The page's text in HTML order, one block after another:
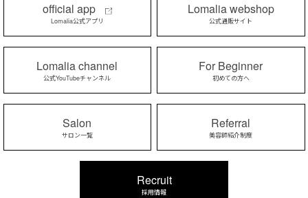
official app
Lomalia公式アプリ
Lomalia webshop
公式通販サイト
Lomalia channel
公式YouTubeチャンネル
For Beginner
初めての方へ
Salon
サロン一覧
Referral
美容師紹介制度
Recruit
採用情報